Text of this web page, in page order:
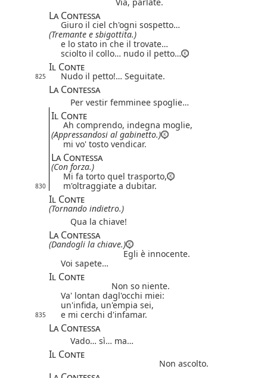
La Contessa
Giuro il ciel ch'ogni sospetto…
(Tremante e sbigottita.)
e lo stato in che il trovate…
sciolto il collo… nudo il petto…
Il Conte
825 Nudo il petto!… Seguitate.
La Contessa
Per vestir femminee spoglie…
Il Conte
Ah comprendo, indegna moglie,
(Appressandosi al gabinetto.)
mi vo' tosto vendicar.
La Contessa
(Con forza.)
Mi fa torto quel trasporto,
830 m'oltraggiate a dubitar.
Il Conte
(Tornando indietro.)
Qua la chiave!
La Contessa
(Dandogli la chiave.)
Egli è innocente.
Voi sapete…
Il Conte
Non so niente.
Va' lontan dagl'occhi miei:
un'infida, un'empia sei,
835 e mi cerchi d'infamar.
La Contessa
Vado… sì… ma…
Il Conte
Non ascolto.